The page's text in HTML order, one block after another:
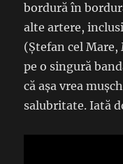
bordură în
alte artere,
(Ștefan cel
pe o singură
că așa vrea
salubritate. Iată